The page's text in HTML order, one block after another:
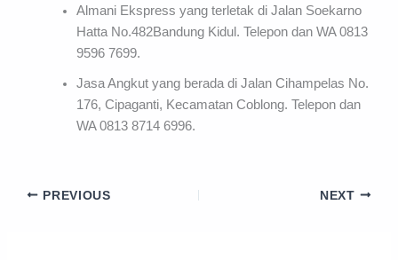
Almani Ekspress yang terletak di Jalan Soekarno
Hatta No.482Bandung Kidul. Telepon dan WA 0813
9596 7699.
Jasa Angkut yang berada di Jalan Cihampelas No.
176, Cipaganti, Kecamatan Coblong. Telepon dan
WA 0813 8714 6996.
PREVIOUS NEXT